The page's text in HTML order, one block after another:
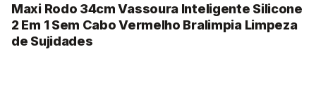
Maxi Rodo 34cm Vassoura Inteligente Silicone
2 Em 1 Sem Cabo Vermelho Bralimpia Limpeza
de Sujidades